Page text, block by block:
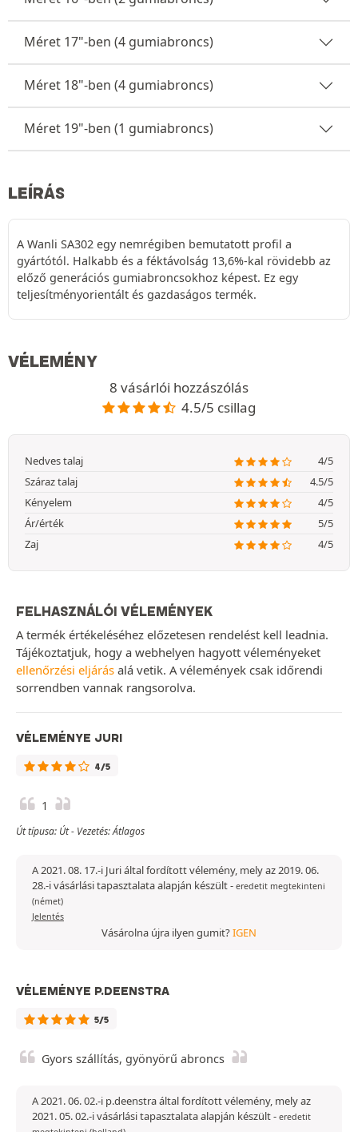
Méret 17"-ben (4 gumiabroncs)
Méret 18"-ben (4 gumiabroncs)
Méret 19"-ben (1 gumiabroncs)
LEÍRÁS
A Wanli SA302 egy nemrégiben bemutatott profil a
gyártótól. Halkabb és a féktávolság 13,6%-kal rövidebb az
előző generációs gumiabroncsokhoz képest. Ez egy
teljesítményorientált és gazdaságos termék.
VÉLEMÉNY
8 vásárlói hozzászólás
4.5/5 csillag
Nedves talaj
4/5
Száraz talaj
4.5/5
Kényelem
4/5
Ár/érték
5/5
Zaj
4/5
FELHASZNÁLÓI VÉLEMÉNYEK
A termék értékeléséhez előzetesen rendelést kell leadnia.
Tájékoztatjuk, hogy a webhelyen hagyott véleményeket
ellenőrzési eljárás alá vetik. A vélemények csak időrendi
sorrendben vannak rangsorolva.
VÉLEMÉNYE JURI
4/5
1
Út típusa: Út - Vezetés: Átlagos
A 2021. 08. 17.-i Juri által fordított vélemény, mely az 2019. 06.
28.-i vásárlási tapasztalata alapján készült- eredetit megtekinteni
(német)
Jelentés
Vásárolna újra ilyen gumit?IGEN
VÉLEMÉNYE P.DEENSTRA
5/5
Gyors szállítás, gyönyörű abroncs
A 2021. 06. 02.-i p.deenstra által fordított vélemény, mely az
2021. 05. 02.-i vásárlási tapasztalata alapján készült- eredetit